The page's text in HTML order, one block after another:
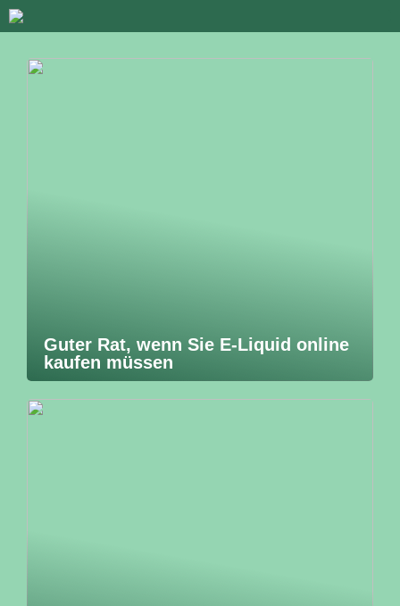
Guter Rat, wenn Sie E-Liquid online
kaufen müssen